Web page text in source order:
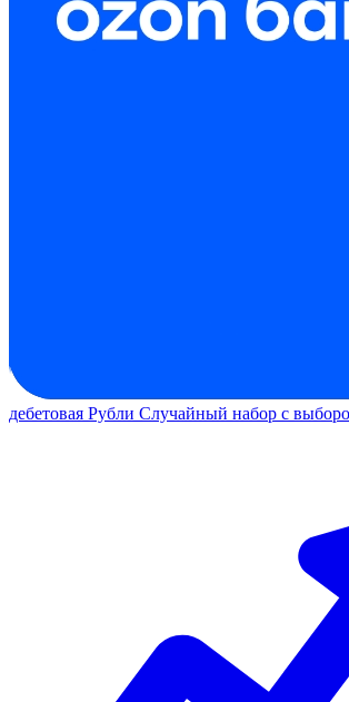
дебетовая Рубли Случайный набор с